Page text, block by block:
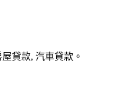
貸款, 汽車貸款。